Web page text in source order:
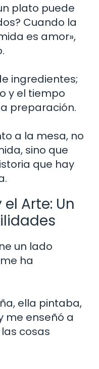
plato puede
Cuando la
es amor»,
ingredientes;
y el tiempo
preparación.
a la mesa, no
sino que
que hay
Arte: Un
un lado
ha
ella pintaba,
me enseñó a
cosas